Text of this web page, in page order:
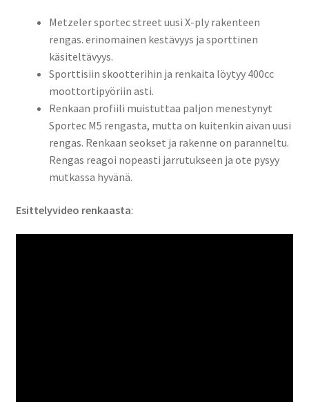
Metzeler sportec street uusi X-ply rakenteen
rengas. erinomainen kestävyys ja sporttinen
käsiteltävyys.
Sporttisiin skootterihin ja renkaita löytyy 400cc
moottortipyöriin asti.
Renkaan profiili muistuttaa paljon menestynyt
Sportec M5 rengasta, mutta on kuitenkin aivan uusi
rengas. Renkaan seokset ja rakenne on paranneltu.
Rengas reagoi nopeasti jarrutukseen ja ote pysyy
mutkassa hyvänä.
Esittelyvideo renkaasta: